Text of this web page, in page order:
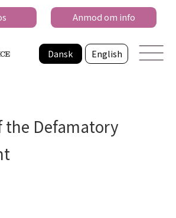
Dansk English
Anmod om info
the Defamatory